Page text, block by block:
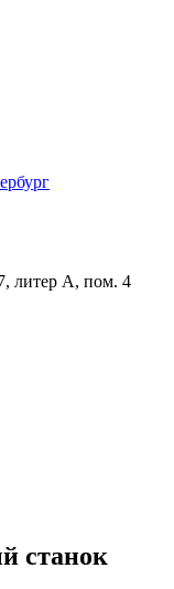
литер А, пом. 4
станок